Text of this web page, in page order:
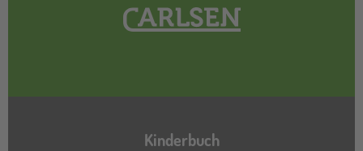
Hauptnavigation
Kinderbuch